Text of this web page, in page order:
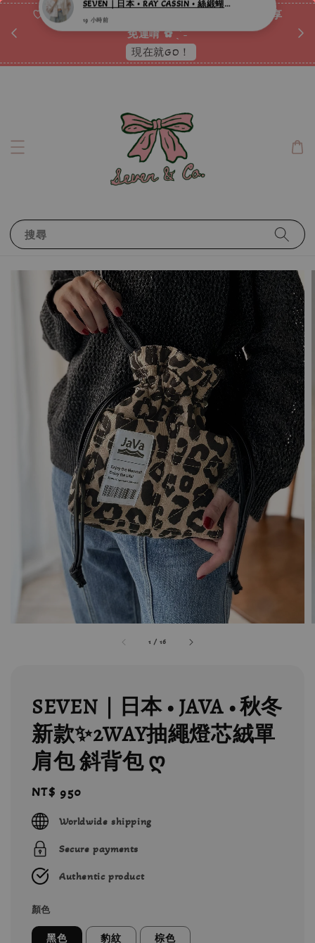
♡ 加入會員消費累積折扣點數 ⟢ 消費滿𝟐𝟎𝟎𝟎元即享
免運唷 ✿ ˎˊ˗
現在就GO！
搜尋
1 /16
SEVEN｜日本 • JAVA • 秋冬
新款✨2WAY抽繩燈芯絨單
肩包 斜背包 ღ
Regular
price
NT$ 950
Worldwide shipping
Secure payments
Authentic product
顏色
黑色 豹紋 棕色